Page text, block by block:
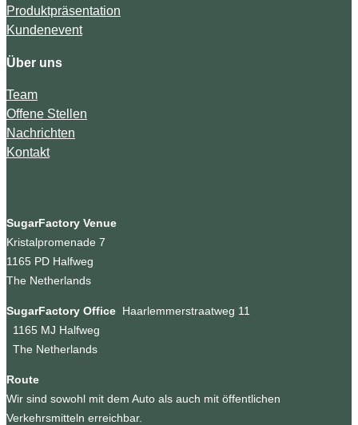
Produktpräsentation
Kundenevent
Über uns
Team
Offene Stellen
Nachrichten
Kontakt
SugarFactory Venue
Kristalpromenade 7
1165 PD Halfweg
The Netherlands
SugarFactory Office Haarlemmerstraatweg 11
1165 MJ Halfweg
The Netherlands
Route
Wir sind sowohl mit dem Auto als auch mit öffentlichen
Verkehrsmitteln erreichbar.